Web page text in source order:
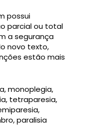
possui
parcial ou total
a segurança
novo texto,
estão mais
monoplegia,
tetraparesia,
paralisia